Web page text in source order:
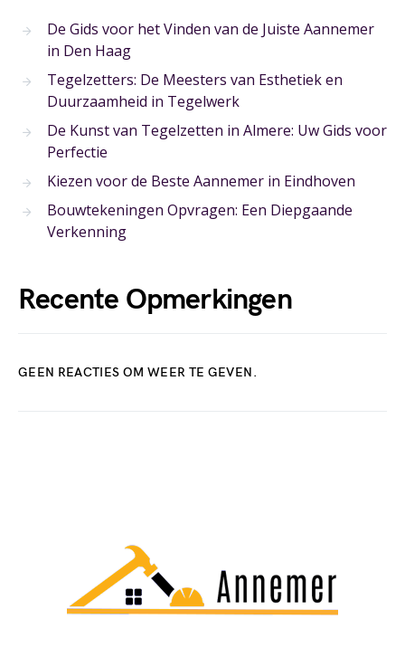
De Gids voor het Vinden van de Juiste Aannemer
in Den Haag
Tegelzetters: De Meesters van Esthetiek en
Duurzaamheid in Tegelwerk
De Kunst van Tegelzetten in Almere: Uw Gids voor
Perfectie
Kiezen voor de Beste Aannemer in Eindhoven
Bouwtekeningen Opvragen: Een Diepgaande
Verkenning
Recente Opmerkingen
GEEN REACTIES OM WEER TE GEVEN.